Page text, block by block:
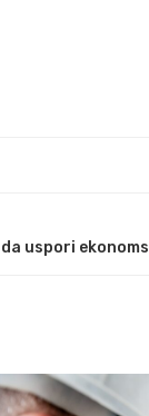
da uspori